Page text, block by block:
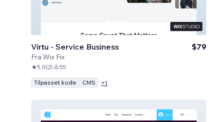
Virtu - Service Business
Fra Wix Fix
$79
5.0(2) 55
Tilpasset kode CMS +1